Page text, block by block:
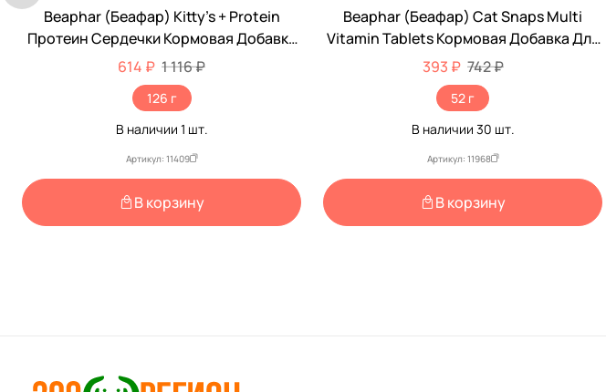
-45%
Beaphar (Беафар) Kitty’s + Protein
Протеин Сердечки Кормовая Добавка
Для Кошек 180шт 12579
614 ₽ 1 116 ₽
126 г
В наличии 1 шт.
Артикул: 11409
В корзину
-47%
Beaphar (Беафар) Cat Snaps Multi
Vitamin Tablets Кормовая Добавка Для
Кошек 75шт 12550
393 ₽ 742 ₽
52 г
В наличии 30 шт.
Артикул: 11968
В корзину